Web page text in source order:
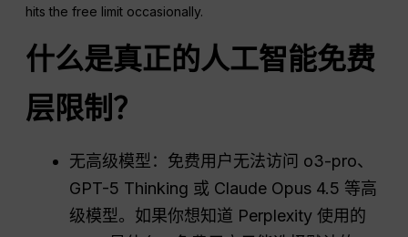
hits the free limit occasionally.
什么是真正的人工智能免费
层限制？
无高级模型：免费用户无法访问 o3-pro、
GPT-5 Thinking 或 Claude Opus 4.5 等高
级模型。如果你想知道 Perplexity 使用的